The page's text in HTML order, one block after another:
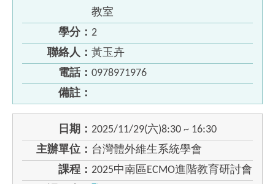
教室
學分： 2
聯絡人： 黃玉卉
電話： 0978971976
備註：
日期： 2025/11/29(六)8:30 ~ 16:30
主辦單位： 台灣體外維生系統學會
課程： 2025中南區ECMO進階教育研討會